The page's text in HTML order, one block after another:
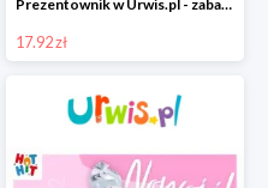
Prezentownik w Urwis.pl - zabawki dla dzieci od 17.92 zł
17.92 zł